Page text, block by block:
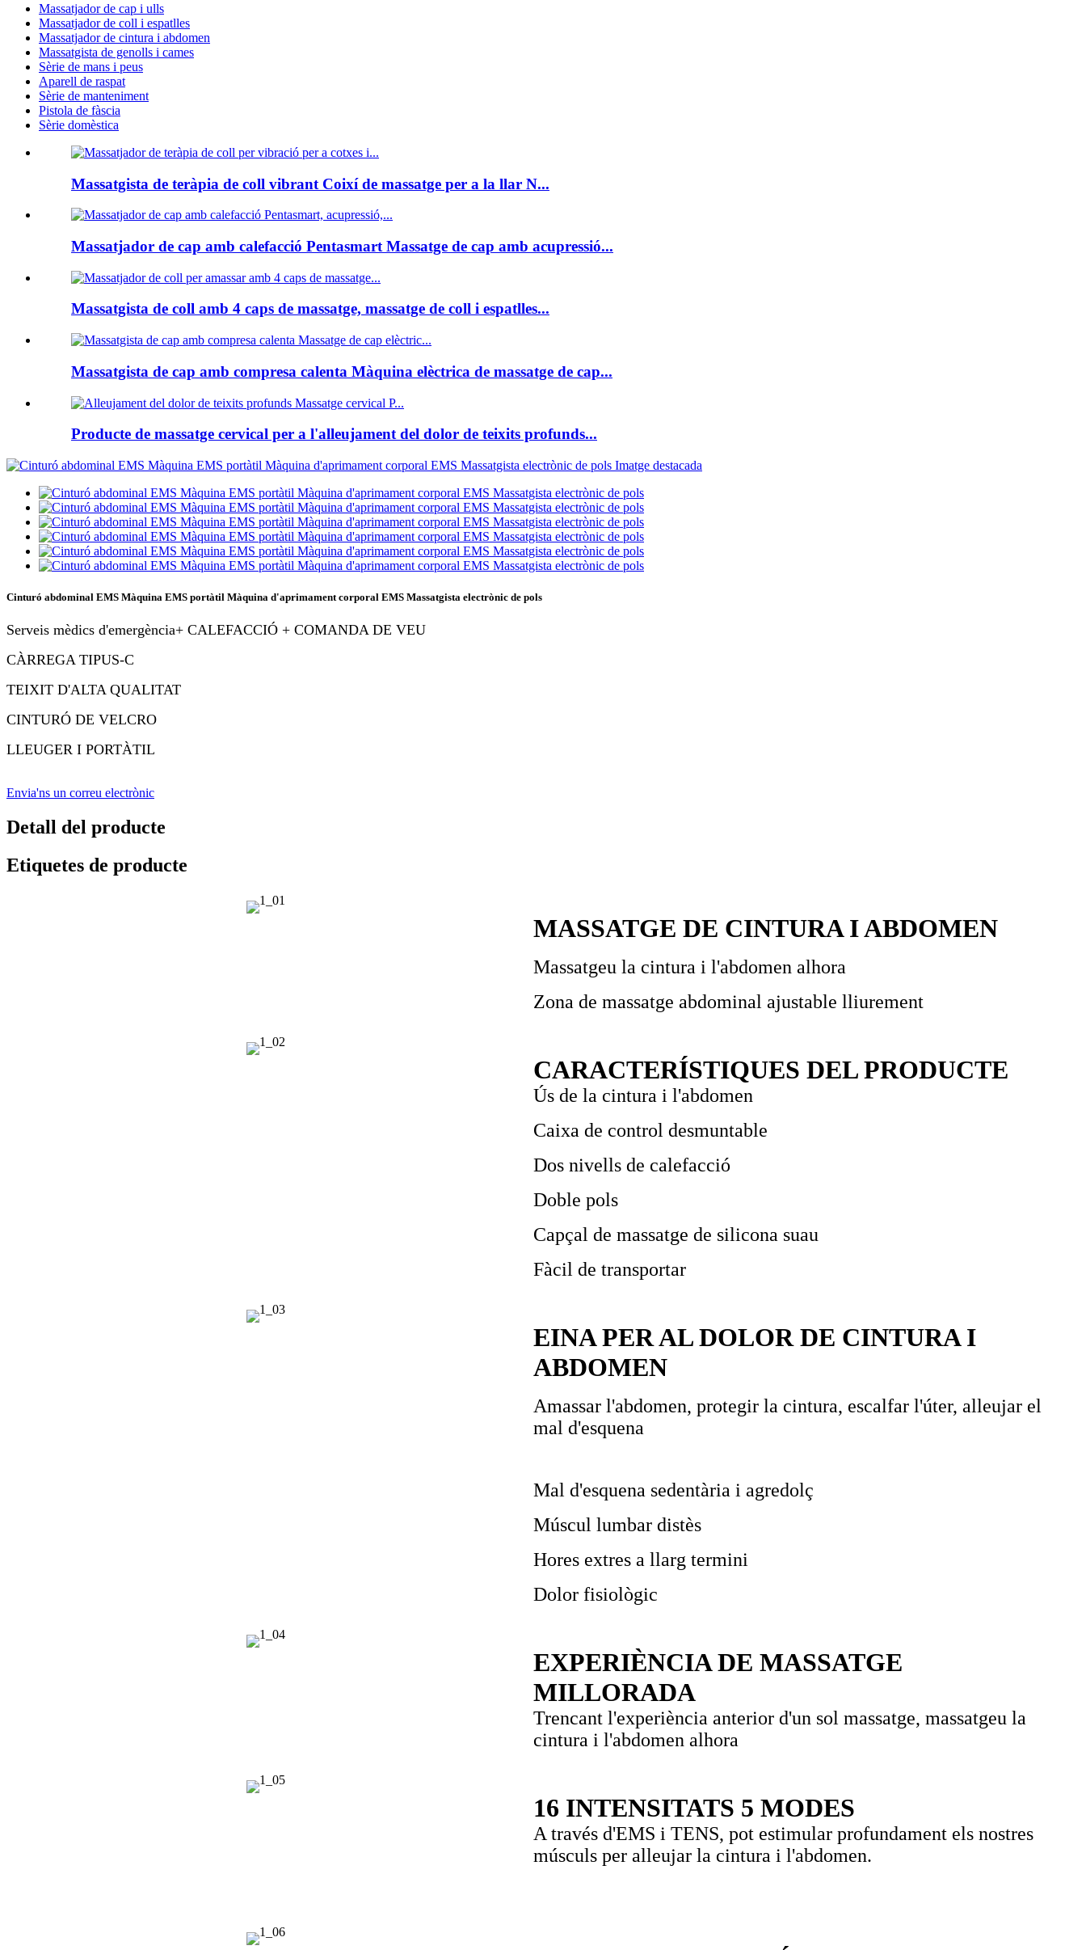
Massatjador de cap i ulls
Massatjador de coll i espatlles
Massatjador de cintura i abdomen
Massatgista de genolls i cames
Sèrie de mans i peus
Aparell de raspat
Sèrie de manteniment
Pistola de fàscia
Sèrie domèstica
Massatgista de teràpia de coll vibrant Coixí de massatge per a la llar N...
Massatjador de cap amb calefacció Pentasmart Massatge de cap amb acupressió...
Massatgista de coll amb 4 caps de massatge, massatge de coll i espatlles...
Massatgista de cap amb compresa calenta Màquina elèctrica de massatge de cap...
Producte de massatge cervical per a l'alleujament del dolor de teixits profunds...
Cinturó abdominal EMS Màquina EMS portàtil Màquina d'aprimament corporal EMS Massatgista electrònic de pols
Serveis mèdics d'emergència+ CALEFACCIÓ + COMANDA DE VEU
CÀRREGA TIPUS-C
TEIXIT D'ALTA QUALITAT
CINTURÓ DE VELCRO
LLEUGER I PORTÀTIL
Envia'ns un correu electrònic
Detall del producte
Etiquetes de producte
MASSATGE DE CINTURA I ABDOMEN
Massatgeu la cintura i l'abdomen alhora
Zona de massatge abdominal ajustable lliurement
CARACTERÍSTIQUES DEL PRODUCTE
Ús de la cintura i l'abdomen
Caixa de control desmuntable
Dos nivells de calefacció
Doble pols
Capçal de massatge de silicona suau
Fàcil de transportar
EINA PER AL DOLOR DE CINTURA I
ABDOMEN
Amassar l'abdomen, protegir la cintura, escalfar l'úter, alleujar el
mal d'esquena
Mal d'esquena sedentària i agredolç
Múscul lumbar distès
Hores extres a llarg termini
Dolor fisiològic
EXPERIÈNCIA DE MASSATGE
MILLORADA
Trencant l'experiència anterior d'un sol massatge, massatgeu la
cintura i l'abdomen alhora
16 INTENSITATS 5 MODES
A través d'EMS i TENS, pot estimular profundament els nostres
músculs per alleujar la cintura i l'abdomen.